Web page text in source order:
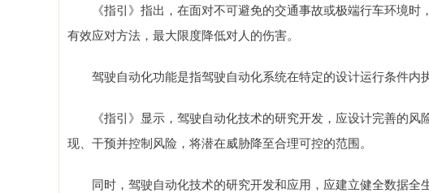
《指引》指出，在面对不可避免的交通事故或极端行车环境时
有效应对方法，最大限度降低对人的伤害。
驾驶自动化功能是指驾驶自动化系统在特定的设计运行条件内
《指引》显示，驾驶自动化技术的研究开发，应设计完善的风
现、干预并控制风险，将潜在威胁降至合理可控的范围。
同时，驾驶自动化技术的研究开发和应用，应建立健全数据全